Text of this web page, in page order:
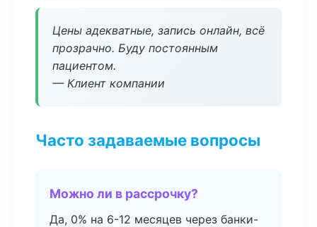
Цены адекватные, запись онлайн, всё
прозрачно. Буду постоянным
пациентом.
— Клиент компании
Часто задаваемые вопросы
Можно ли в рассрочку?
Да, 0% на 6-12 месяцев через банки-